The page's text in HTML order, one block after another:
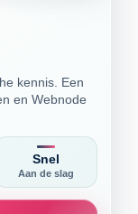
kennis. Een
en Webnode
Snel
Aan de slag